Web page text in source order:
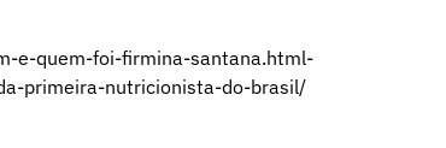
e-quem-foi-firmina-santana.html-
primeira-nutricionista-do-brasil/